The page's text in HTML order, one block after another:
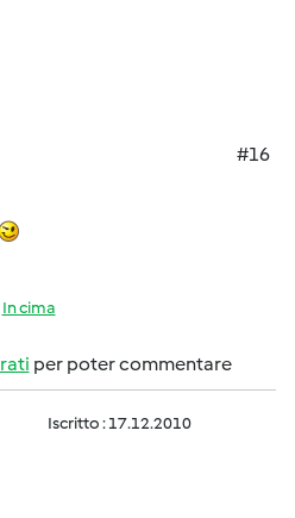
#16
In cima
per poter commentare
Iscritto : 17.12.2010